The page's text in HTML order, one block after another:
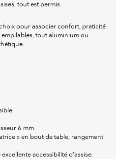
tout est permis.
pour associer confort, praticité
tout aluminium ou
6 mm.
» en bout de table, rangement
accessibilité d’assise.